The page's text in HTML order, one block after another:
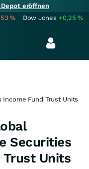
eröffnen
% Dow Jones +0,25%
Fund Trust Units
Securities
Trust Units